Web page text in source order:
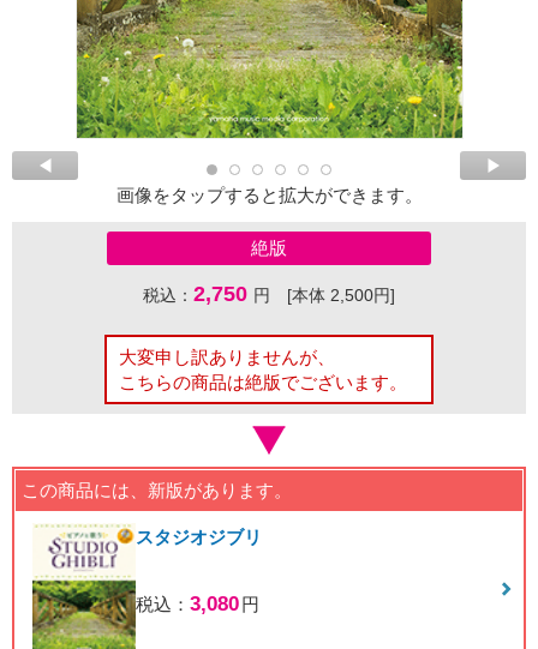
画像をタップすると拡大ができます。
絶版
税込： 2,750 円 [本体 2,500円]
大変申し訳ありませんが、
こちらの商品は絶版でございます。
この商品には、新版があります。
スタジオジブリ
税込： 3,080円